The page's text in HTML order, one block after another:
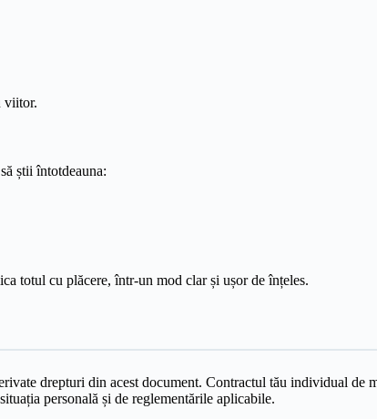
viitor.
știi întotdeauna:
totul cu plăcere, într-un mod clar și ușor de înțeles.
drepturi din acest document. Contractul tău individual de
personală și de reglementările aplicabile.